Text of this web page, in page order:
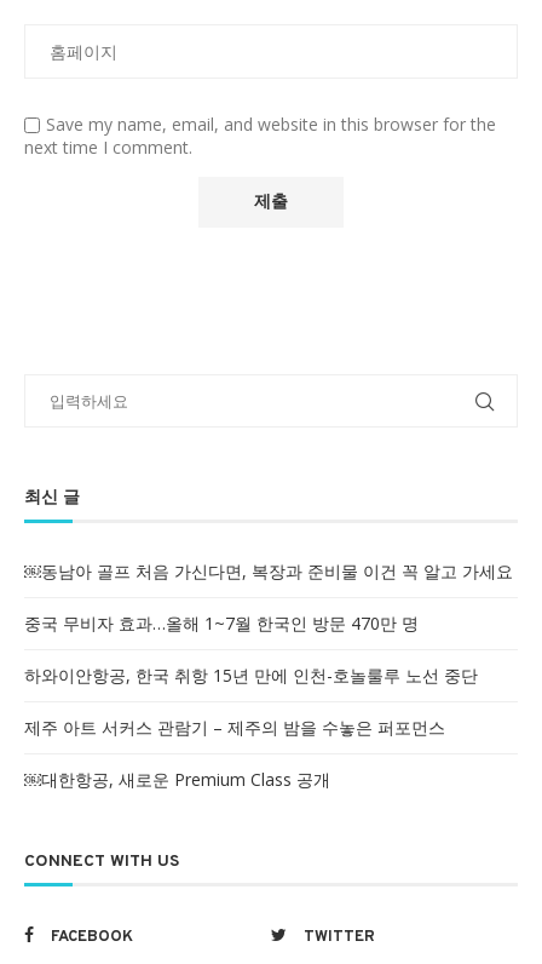
Save my name, email, and website in this browser for the
next time I comment.
최신 글
￼동남아 골프 처음 가신다면, 복장과 준비물 이건 꼭 알고 가세요
중국 무비자 효과…올해 1~7월 한국인 방문 470만 명
하와이안항공, 한국 취항 15년 만에 인천-호놀룰루 노선 중단
제주 아트 서커스 관람기 – 제주의 밤을 수놓은 퍼포먼스
￼대한항공, 새로운 Premium Class 공개
CONNECT WITH US
FACEBOOK
TWITTER